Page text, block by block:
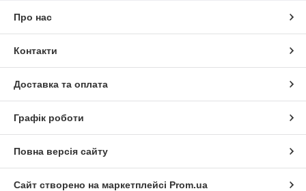
Про нас
Контакти
Доставка та оплата
Графік роботи
Повна версія сайту
Сайт створено на маркетплейсі Prom.ua